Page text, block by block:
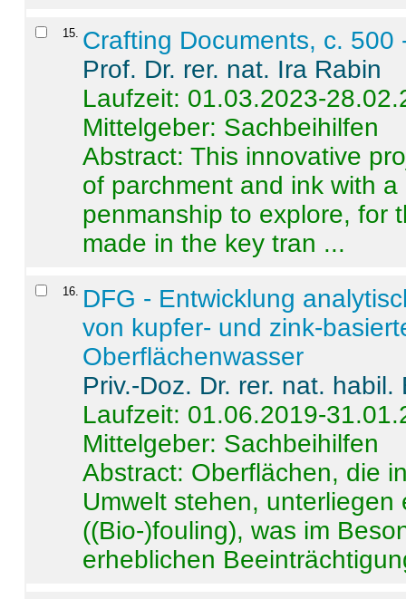
15 Crafting Documents, c. 500
Prof. Dr. rer. nat. Ira Rabin
Laufzeit: 01.03.2023-
Mittelgeber: Sachbeihilfen
Abstract:This innovative
of parchment and ink with
penmanship to explore, for
made in the key tran ...
16
DFG - Entwicklung
von kupfer- und zink-
Oberflächenwasser
Priv.-Doz. Dr. rer. nat.
Laufzeit: 01.06.2019-
Mittelgeber: Sachbeihilfen
Abstract: Oberflächen, die
Umwelt stehen,
((Bio-)fouling), was im
erheblichen